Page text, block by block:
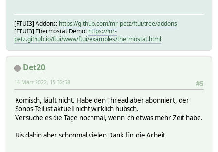
[FTUI3] Addons: https://github.com/mr-petz/ftui/tree/addons
[FTUI3] Thermostat Demo: https://mr-
petz.github.io/ftui/www/ftui/examples/thermostat.html
Det20
#5
14 März 2022, 15:32:58
Komisch, läuft nicht. Habe den Thread aber abonniert, der
Sonos-Teil ist aktuell nicht wirklich hübsch.
Versuche es die Tage nochmal, wenn ich etwas mehr Zeit habe.
Bis dahin aber schonmal vielen Dank für die Arbeit